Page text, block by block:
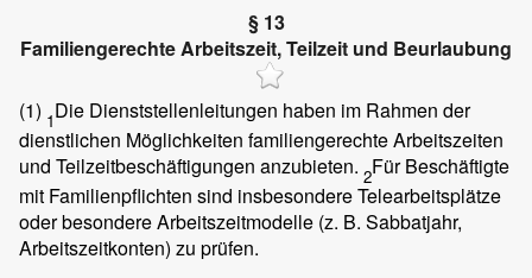
§ 13
Familiengerechte Arbeitszeit, Teilzeit und Beurlaubung
(1) 1Die Dienststellenleitungen haben im Rahmen der
dienstlichen Möglichkeiten familiengerechte Arbeitszeiten
und Teilzeitbeschäftigungen anzubieten. 2Für Beschäftigte
mit Familienpflichten sind insbesondere Telearbeitsplätze
oder besondere Arbeitszeitmodelle (z. B. Sabbatjahr,
Arbeitszeitkonten) zu prüfen.